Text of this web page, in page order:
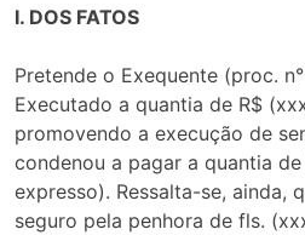
I. DOS FATOS
Pretende o Exequente (proc.
Executado a quantia de R$
promovendo a execução de
condenou a pagar a quantia
expresso). Ressalta-se, ainda,
seguro pela penhora de fls.